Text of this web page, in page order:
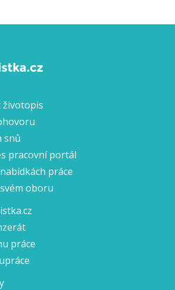
životopis
snů
pracovní portál
práce
oboru
práce